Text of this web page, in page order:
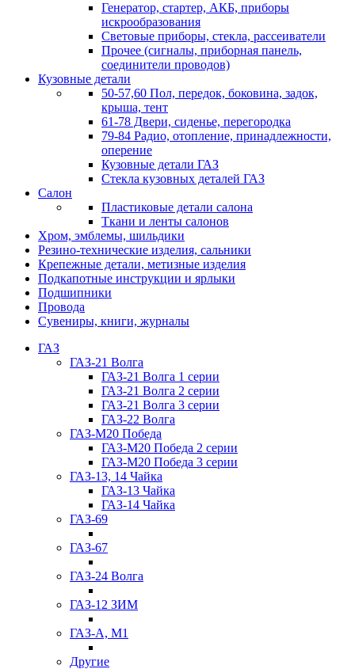
Генератор, стартер, АКБ, приборы
искрообразования
Световые приборы, стекла, рассеиватели
Прочее (сигналы, приборная панель,
соединители проводов)
Кузовные детали
50-57,60 Пол, передок, боковина, задок,
крыша, тент
61-78 Двери, сиденье, перегородка
79-84 Радио, отопление, принадлежности,
оперение
Кузовные детали ГАЗ
Стекла кузовных деталей ГАЗ
Салон
Пластиковые детали салона
Ткани и ленты салонов
Хром, эмблемы, шильдики
Резино-технические изделия, сальники
Крепежные детали, метизные изделия
Подкапотные инструкции и ярлыки
Подшипники
Провода
Сувениры, книги, журналы
ГАЗ
ГАЗ-21 Волга
ГАЗ-21 Волга 1 серии
ГАЗ-21 Волга 2 серии
ГАЗ-21 Волга 3 серии
ГАЗ-22 Волга
ГАЗ-М20 Победа
ГАЗ-М20 Победа 2 серии
ГАЗ-М20 Победа 3 серии
ГАЗ-13, 14 Чайка
ГАЗ-13 Чайка
ГАЗ-14 Чайка
ГАЗ-69
ГАЗ-67
ГАЗ-24 Волга
ГАЗ-12 ЗИМ
ГАЗ-А, М1
Другие